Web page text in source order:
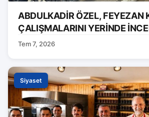
ABDULKADİR ÖZEL, FEYEZAN
ÇALIŞMALARINI YERİNDE
Tem 7, 2026
Siyaset